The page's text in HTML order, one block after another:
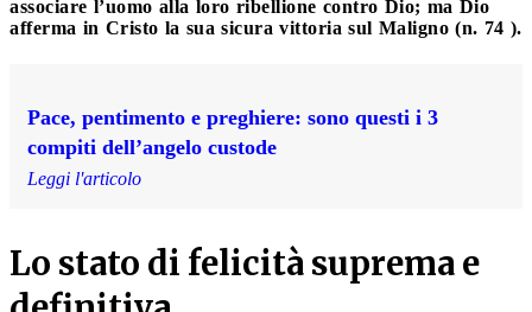
associare l’uomo alla loro ribellione contro Dio; ma Dio
afferma in Cristo la sua sicura vittoria sul Maligno (n. 74 ).
Pace, pentimento e preghiere: sono questi i 3
compiti dell’angelo custode
Leggi l'articolo
Lo stato di felicità suprema e